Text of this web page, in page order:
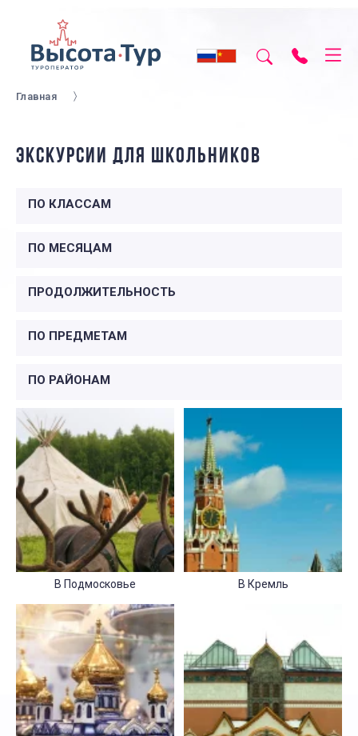
Главная
ЭКСКУРСИИ ДЛЯ ШКОЛЬНИКОВ
ПО КЛАССАМ
ПО МЕСЯЦАМ
ПРОДОЛЖИТЕЛЬНОСТЬ
ПО ПРЕДМЕТАМ
ПО РАЙОНАМ
В Подмосковье В Кремль